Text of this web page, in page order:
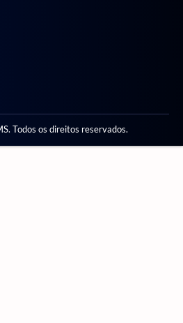
Todos os direitos reservados.